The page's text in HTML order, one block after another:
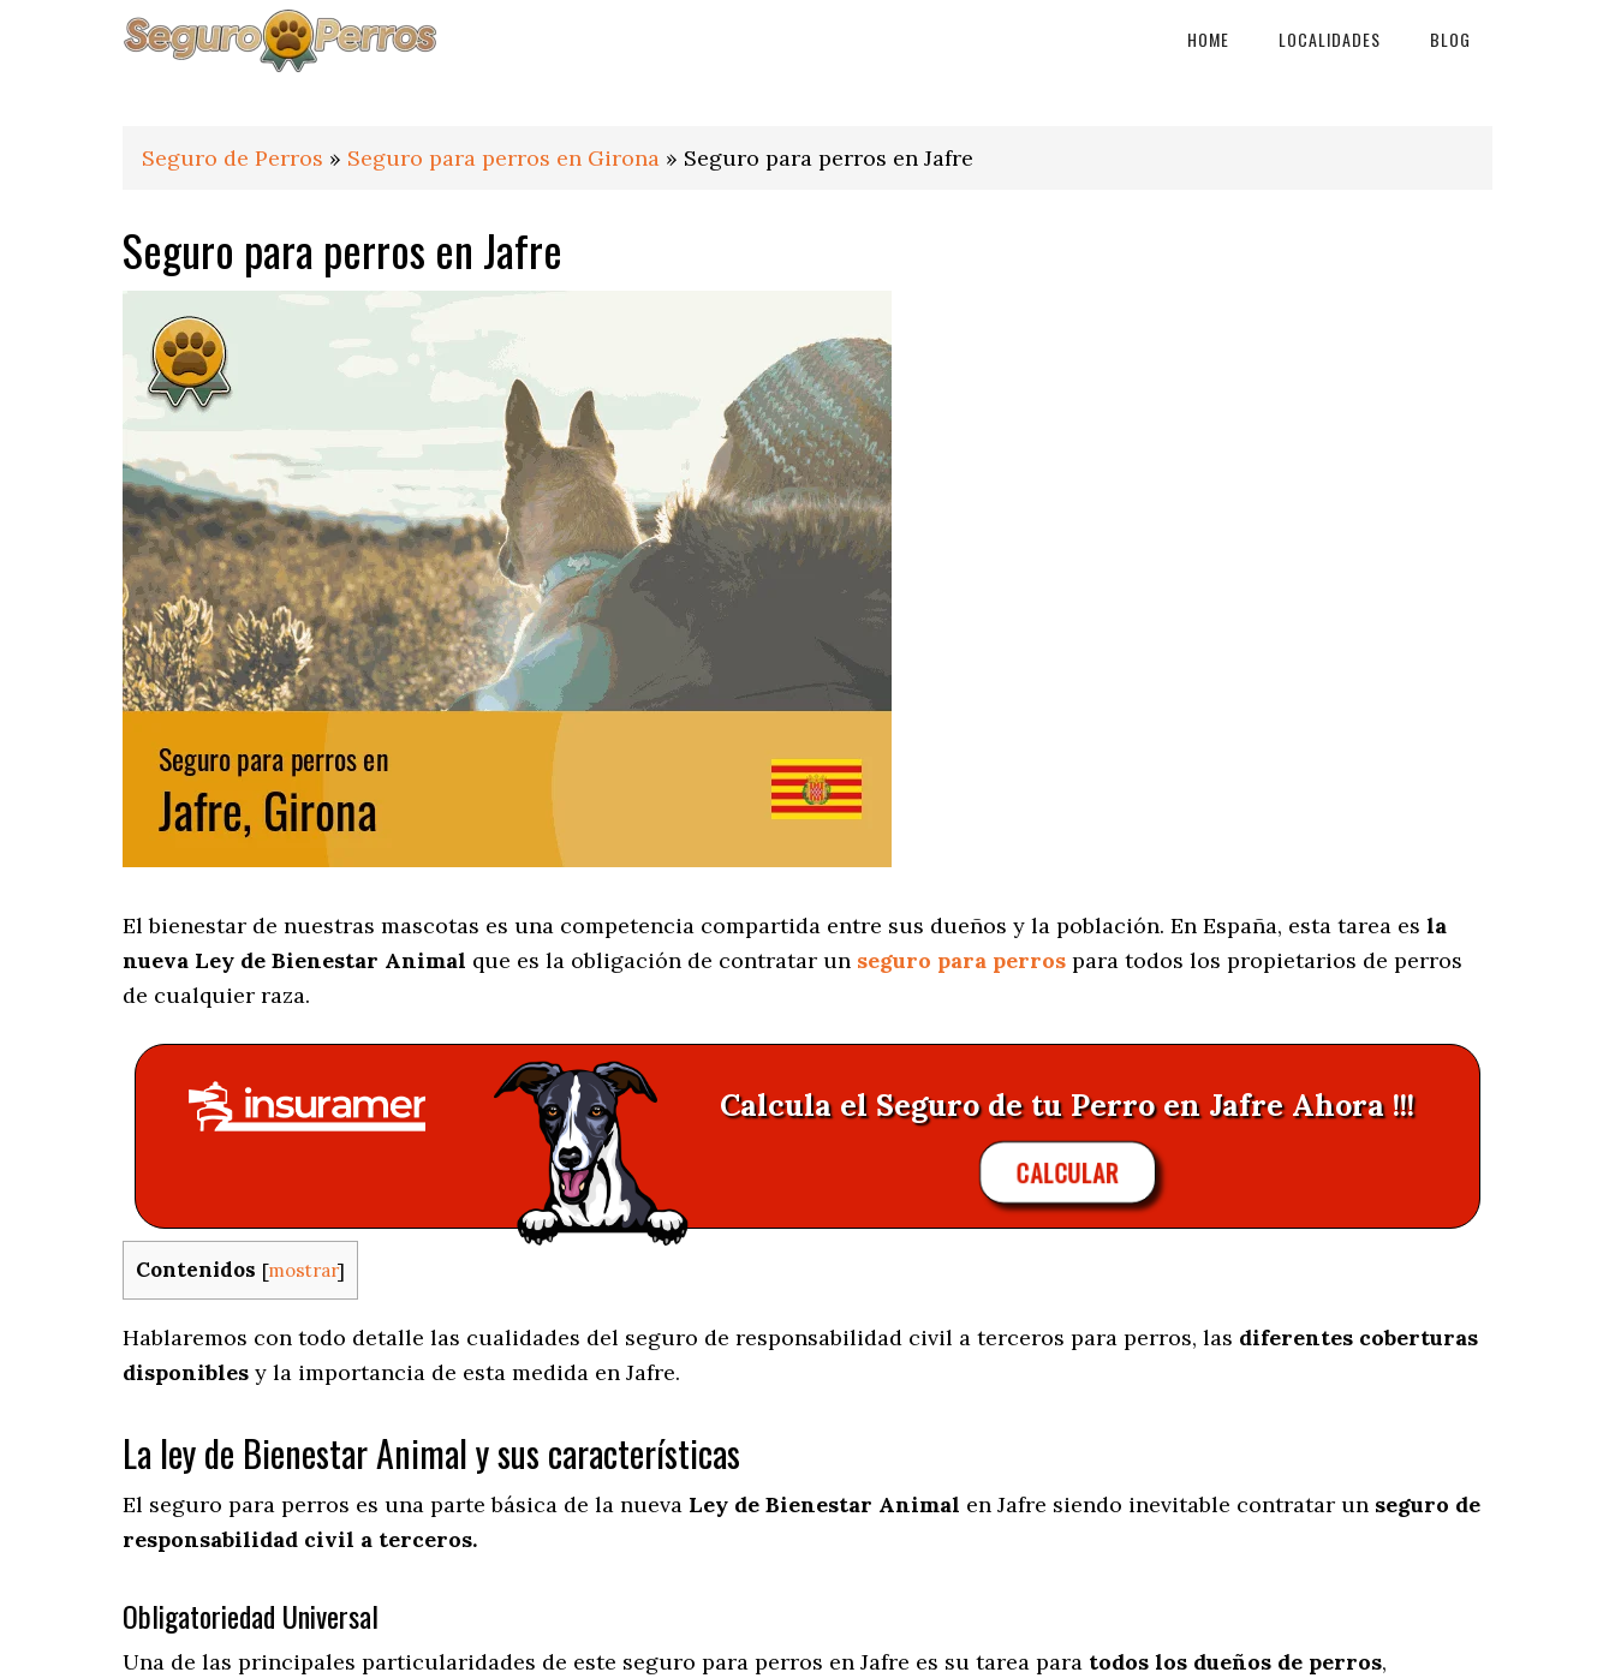
HOME LOCALIDADES BLOG
Seguro de Perros » Seguro para perros en Girona » Seguro para perros en Jafre
Seguro para perros en Jafre
El bienestar de nuestras mascotas es una competencia compartida entre sus dueños y la población. En España, esta tarea es la
nueva Ley de Bienestar Animal que es la obligación de contratar un seguro para perros para todos los propietarios de perros
de cualquier raza.
Calcula el Seguro de tu Perro en Jafre Ahora !!!
CALCULAR
Contenidos [mostrar]
Hablaremos con todo detalle las cualidades del seguro de responsabilidad civil a terceros para perros, las diferentes coberturas
disponibles y la importancia de esta medida en Jafre.
La ley de Bienestar Animal y sus características
El seguro para perros es una parte básica de la nueva Ley de Bienestar Animal en Jafre siendo inevitable contratar un seguro de
responsabilidad civil a terceros.
Obligatoriedad Universal
Una de las principales particularidades de este seguro para perros en Jafre es su tarea para todos los dueños de perros,